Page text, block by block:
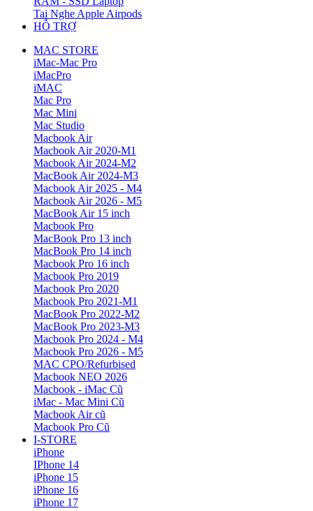
Tai Nghe Apple Airpods
HỖ TRỢ
MAC STORE
iMac-Mac Pro
iMacPro
iMAC
Mac Pro
Mac Mini
Mac Studio
Macbook Air
Macbook Air 2020-M1
Macbook Air 2024-M2
MacBook Air 2024-M3
Macbook Air 2025 - M4
Macbook Air 2026 - M5
MacBook Air 15 inch
Macbook Pro
MacBook Pro 13 inch
MacBook Pro 14 inch
Macbook Pro 16 inch
Macbook Pro 2019
Macbook Pro 2020
Macbook Pro 2021-M1
MacBook Pro 2022-M2
MacBook Pro 2023-M3
Macbook Pro 2024 - M4
Macbook Pro 2026 - M5
MAC CPO/Refurbised
Macbook NEO 2026
Macbook - iMac Cũ
iMac - Mac Mini Cũ
Macbook Air cũ
Macbook Pro Cũ
I-STORE
iPhone
IPhone 14
iPhone 15
iPhone 16
iPhone 17